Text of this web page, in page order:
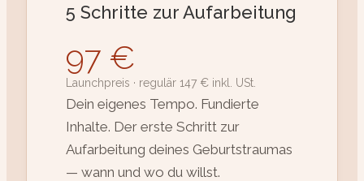
5 Schritte zur Aufarbeitung
97 €
Launchpreis · regulär 147 € inkl. USt.
Dein eigenes Tempo. Fundierte
Inhalte. Der erste Schritt zur
Aufarbeitung deines Geburtstraumas
— wann und wo du willst.